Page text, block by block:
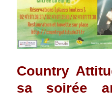
Country
sa soirée